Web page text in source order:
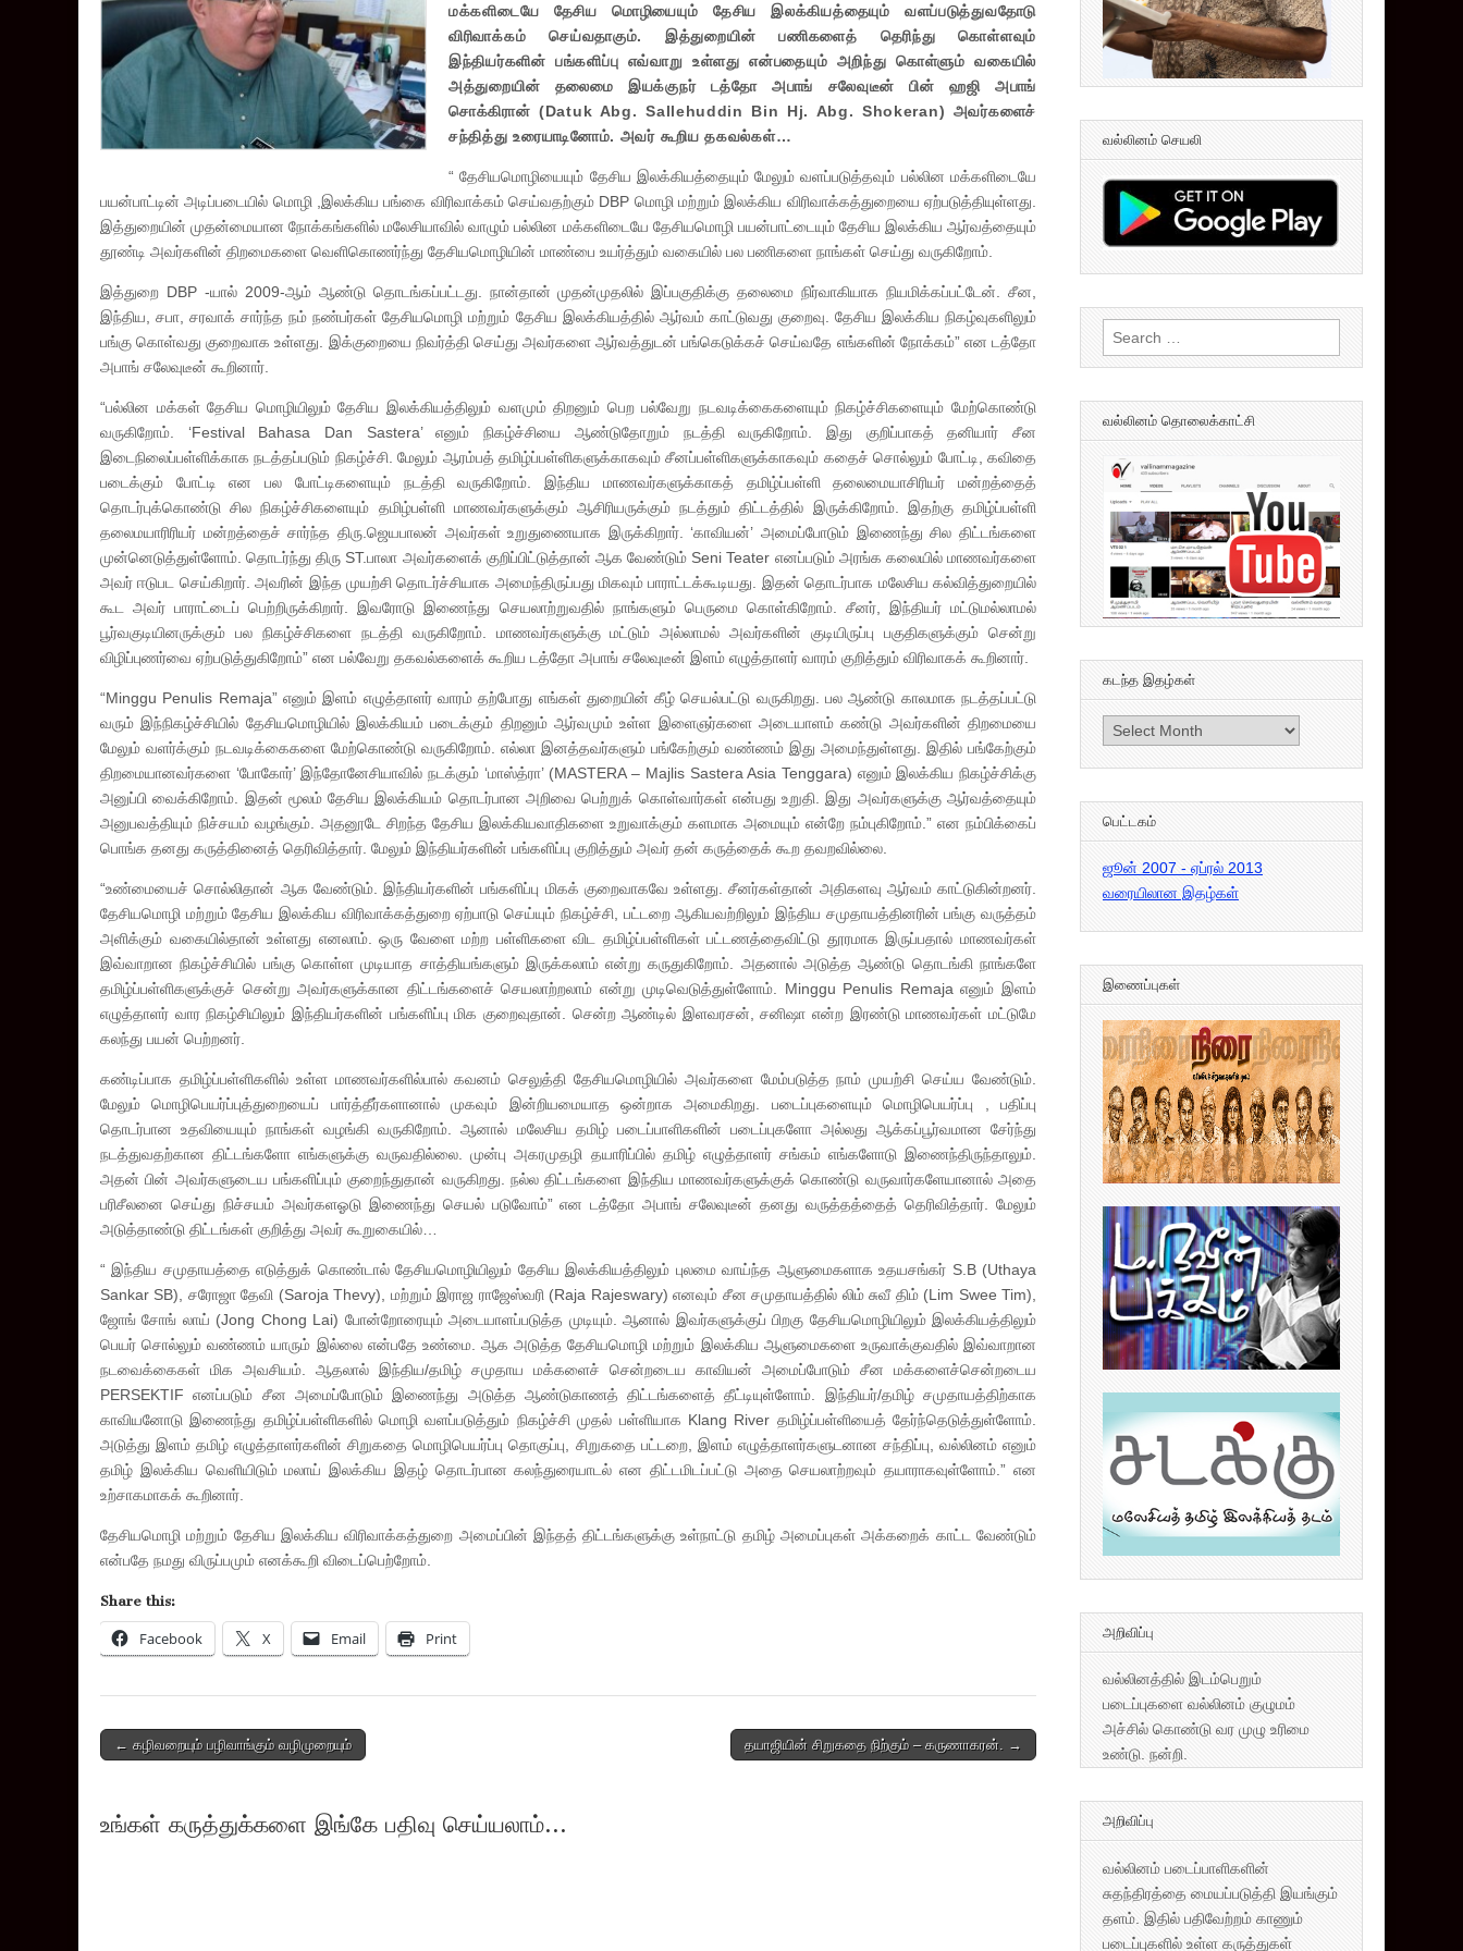
மக்களிடையே தேசிய மொழியையும் தேசிய இலக்கியத்தையும் வளப்படுத்துவதோடு
விரிவாக்கம் செய்வதாகும். இத்துறையின் பணிகளைத் தெரிந்து கொள்ளவும்
இந்தியர்களின் பங்களிப்பு எவ்வாறு உள்ளது என்பதையும் அறிந்து கொள்ளும் வகையில்
அத்துறையின் தலைமை இயக்குநர் டத்தோ அபாங் சலேவுடீன் பின் ஹஜி அபாங்
சொக்கிரான் (Datuk Abg. Sallehuddin Bin Hj. Abg. Shokeran) அவர்களைச்
சந்தித்து உரையாடினோம். அவர் கூறிய தகவல்கள்…
“ தேசியமொழியையும் தேசிய இலக்கியத்தையும் மேலும் வளப்படுத்தவும் பல்லின மக்களிடையே
பயன்பாட்டின் அடிப்படையில் மொழி ,இலக்கிய பங்கை விரிவாக்கம் செய்வதற்கும் DBP மொழி மற்றும் இலக்கிய விரிவாக்கத்துறையை ஏற்படுத்தியுள்ளது.
இத்துறையின் முதன்மையான நோக்கங்களில் மலேசியாவில் வாழும் பல்லின மக்களிடையே தேசியமொழி பயன்பாட்டையும் தேசிய இலக்கிய ஆர்வத்தையும்
தூண்டி அவர்களின் திறமைகளை வெளிகொணர்ந்து தேசியமொழியின் மாண்பை உயர்த்தும் வகையில் பல பணிகளை நாங்கள் செய்து வருகிறோம்.
இத்துறை DBP -யால் 2009-ஆம் ஆண்டு தொடங்கப்பட்டது. நான்தான் முதன்முதலில் இப்பகுதிக்கு தலைமை நிர்வாகியாக நியமிக்கப்பட்டேன். சீன,
இந்திய, சபா, சரவாக் சார்ந்த நம் நண்பர்கள் தேசியமொழி மற்றும் தேசிய இலக்கியத்தில் ஆர்வம் காட்டுவது குறைவு. தேசிய இலக்கிய நிகழ்வுகளிலும்
பங்கு கொள்வது குறைவாக உள்ளது. இக்குறையை நிவர்த்தி செய்து அவர்களை ஆர்வத்துடன் பங்கெடுக்கச் செய்வதே எங்களின் நோக்கம்” என டத்தோ
அபாங் சலேவுடீன் கூறினார்.
“பல்லின மக்கள் தேசிய மொழியிலும் தேசிய இலக்கியத்திலும் வளமும் திறனும் பெற பல்வேறு நடவடிக்கைகளையும் நிகழ்ச்சிகளையும் மேற்கொண்டு
வருகிறோம். ‘Festival Bahasa Dan Sastera’ எனும் நிகழ்ச்சியை ஆண்டுதோறும் நடத்தி வருகிறோம். இது குறிப்பாகத் தனியார் சீன
இடைநிலைப்பள்ளிக்காக நடத்தப்படும் நிகழ்ச்சி. மேலும் ஆரம்பத் தமிழ்ப்பள்ளிகளுக்காகவும் சீனப்பள்ளிகளுக்காகவும் கதைச் சொல்லும் போட்டி, கவிதை
படைக்கும் போட்டி என பல போட்டிகளையும் நடத்தி வருகிறோம். இந்திய மாணவர்களுக்காகத் தமிழ்ப்பள்ளி தலைமையாசிரியர் மன்றத்தைத்
தொடர்புக்கொண்டு சில நிகழ்ச்சிகளையும் தமிழ்பள்ளி மாணவர்களுக்கும் ஆசிரியருக்கும் நடத்தும் திட்டத்தில் இருக்கிறோம். இதற்கு தமிழ்ப்பள்ளி
தலைமயாரிரியர் மன்றத்தைச் சார்ந்த திரு.ஜெயபாலன் அவர்கள் உறுதுணையாக இருக்கிறார். ‘காவியன்’ அமைப்போடும் இணைந்து சில திட்டங்களை
முன்னெடுத்துள்ளோம். தொடர்ந்து திரு ST.பாலா அவர்களைக் குறிப்பிட்டுத்தான் ஆக வேண்டும் Seni Teater எனப்படும் அரங்க கலையில் மாணவர்களை
அவர் ஈடுபட செய்கிறார். அவரின் இந்த முயற்சி தொடர்ச்சியாக அமைந்திருப்பது மிகவும் பாராட்டக்கூடியது. இதன் தொடர்பாக மலேசிய கல்வித்துறையில்
கூட அவர் பாராட்டைப் பெற்றிருக்கிறார். இவரோடு இணைந்து செயலாற்றுவதில் நாங்களும் பெருமை கொள்கிறோம். சீனர், இந்தியர் மட்டுமல்லாமல்
பூர்வகுடியினருக்கும் பல நிகழ்ச்சிகளை நடத்தி வருகிறோம். மாணவர்களுக்கு மட்டும் அல்லாமல் அவர்களின் குடியிருப்பு பகுதிகளுக்கும் சென்று
விழிப்புணர்வை ஏற்படுத்துகிறோம்” என பல்வேறு தகவல்களைக் கூறிய டத்தோ அபாங் சலேவுடீன் இளம் எழுத்தாளர் வாரம் குறித்தும் விரிவாகக் கூறினார்.
“Minggu Penulis Remaja” எனும் இளம் எழுத்தாளர் வாரம் தற்போது எங்கள் துறையின் கீழ் செயல்பட்டு வருகிறது. பல ஆண்டு காலமாக நடத்தப்பட்டு
வரும் இந்நிகழ்ச்சியில் தேசியமொழியில் இலக்கியம் படைக்கும் திறனும் ஆர்வமும் உள்ள இளைஞர்களை அடையாளம் கண்டு அவர்களின் திறமையை
மேலும் வளர்க்கும் நடவடிக்கைகளை மேற்கொண்டு வருகிறோம். எல்லா இனத்தவர்களும் பங்கேற்கும் வண்ணம் இது அமைந்துள்ளது. இதில் பங்கேற்கும்
திறமையானவர்களை ‘போகோர்’ இந்தோனேசியாவில் நடக்கும் ‘மாஸ்த்ரா’ (MASTERA – Majlis Sastera Asia Tenggara) எனும் இலக்கிய நிகழ்ச்சிக்கு
அனுப்பி வைக்கிறோம். இதன் மூலம் தேசிய இலக்கியம் தொடர்பான அறிவை பெற்றுக் கொள்வார்கள் என்பது உறுதி. இது அவர்களுக்கு ஆர்வத்தையும்
அனுபவத்தியும் நிச்சயம் வழங்கும். அதனூடே சிறந்த தேசிய இலக்கியவாதிகளை உறுவாக்கும் களமாக அமையும் என்றே நம்புகிறோம்.” என நம்பிக்கைப்
பொங்க தனது கருத்தினைத் தெரிவித்தார். மேலும் இந்தியர்களின் பங்களிப்பு குறித்தும் அவர் தன் கருத்தைக் கூற தவறவில்லை.
“உண்மையைச் சொல்லிதான் ஆக வேண்டும். இந்தியர்களின் பங்களிப்பு மிகக் குறைவாகவே உள்ளது. சீனர்கள்தான் அதிகளவு ஆர்வம் காட்டுகின்றனர்.
தேசியமொழி மற்றும் தேசிய இலக்கிய விரிவாக்கத்துறை ஏற்பாடு செய்யும் நிகழ்ச்சி, பட்டறை ஆகியவற்றிலும் இந்திய சமுதாயத்தினரின் பங்கு வருத்தம்
அளிக்கும் வகையில்தான் உள்ளது எனலாம். ஒரு வேளை மற்ற பள்ளிகளை விட தமிழ்ப்பள்ளிகள் பட்டணத்தைவிட்டு தூரமாக இருப்பதால் மாணவர்கள்
இவ்வாறான நிகழ்ச்சியில் பங்கு கொள்ள முடியாத சாத்தியங்களும் இருக்கலாம் என்று கருதுகிறோம். அதனால் அடுத்த ஆண்டு தொடங்கி நாங்களே
தமிழ்ப்பள்ளிகளுக்குச் சென்று அவர்களுக்கான திட்டங்களைச் செயலாற்றலாம் என்று முடிவெடுத்துள்ளோம். Minggu Penulis Remaja எனும் இளம்
எழுத்தாளர் வார நிகழ்சியிலும் இந்தியர்களின் பங்களிப்பு மிக குறைவுதான். சென்ற ஆண்டில் இளவரசன், சனிஷா என்ற இரண்டு மாணவர்கள் மட்டுமே
கலந்து பயன் பெற்றனர்.
கண்டிப்பாக தமிழ்ப்பள்ளிகளில் உள்ள மாணவர்களில்பால் கவனம் செலுத்தி தேசியமொழியில் அவர்களை மேம்படுத்த நாம் முயற்சி செய்ய வேண்டும்.
மேலும் மொழிபெயர்ப்புத்துறையைப் பார்த்தீர்களானால் முகவும் இன்றியமையாத ஒன்றாக அமைகிறது. படைப்புகளையும் மொழிபெயர்ப்பு , பதிப்பு
தொடர்பான உதவியையும் நாங்கள் வழங்கி வருகிறோம். ஆனால் மலேசிய தமிழ் படைப்பாளிகளின் படைப்புகளோ அல்லது ஆக்கப்பூர்வமான சேர்ந்து
நடத்துவதற்கான திட்டங்களோ எங்களுக்கு வருவதில்லை. முன்பு அகரமுதழி தயாரிப்பில் தமிழ் எழுத்தாளர் சங்கம் எங்களோடு இணைந்திருந்தாலும்.
அதன் பின் அவர்களுடைய பங்களிப்பும் குறைந்துதான் வருகிறது. நல்ல திட்டங்களை இந்திய மாணவர்களுக்குக் கொண்டு வருவார்களேயானால் அதை
பரிசீலனை செய்து நிச்சயம் அவர்களஓடு இணைந்து செயல் படுவோம்” என டத்தோ அபாங் சலேவுடீன் தனது வருத்தத்தைத் தெரிவித்தார். மேலும்
அடுத்தாண்டு திட்டங்கள் குறித்து அவர் கூறுகையில்…
“ இந்திய சமுதாயத்தை எடுத்துக் கொண்டால் தேசியமொழியிலும் தேசிய இலக்கியத்திலும் புலமை வாய்ந்த ஆளுமைகளாக உதயசங்கர் S.B (Uthaya
Sankar SB), சரோஜா தேவி (Saroja Thevy), மற்றும் இராஜ ராஜேஸ்வரி (Raja Rajeswary) எனவும் சீன சமுதாயத்தில் லிம் சுவீ திம் (Lim Swee Tim),
ஜோங் சோங் லாய் (Jong Chong Lai) போன்றோரையும் அடையாளப்படுத்த முடியும். ஆனால் இவர்களுக்குப் பிறகு தேசியமொழியிலும் இலக்கியத்திலும்
பெயர் சொல்லும் வண்ணம் யாரும் இல்லை என்பதே உண்மை. ஆக அடுத்த தேசியமொழி மற்றும் இலக்கிய ஆளுமைகளை உருவாக்குவதில் இவ்வாறான
நடவைக்கைகள் மிக அவசியம். ஆதலால் இந்திய/தமிழ் சமுதாய மக்களைச் சென்றடைய காவியன் அமைப்போடும் சீன மக்களைச்சென்றடைய
PERSEKTIF எனப்படும் சீன அமைப்போடும் இணைந்து அடுத்த ஆண்டுகாணத் திட்டங்களைத் தீட்டியுள்ளோம். இந்தியர்/தமிழ் சமுதாயத்திற்காக
காவியனோடு இணைந்து தமிழ்ப்பள்ளிகளில் மொழி வளப்படுத்தும் நிகழ்ச்சி முதல் பள்ளியாக Klang River தமிழ்ப்பள்ளியைத் தேர்ந்தெடுத்துள்ளோம்.
அடுத்து இளம் தமிழ் எழுத்தாளர்களின் சிறுகதை மொழிபெயர்ப்பு தொகுப்பு, சிறுகதை பட்டறை, இளம் எழுத்தாளர்களுடனான சந்திப்பு, வல்லினம் எனும்
தமிழ் இலக்கிய வெளியிடும் மலாய் இலக்கிய இதழ் தொடர்பான கலந்துரையாடல் என திட்டமிடப்பட்டு அதை செயலாற்றவும் தயாராகவுள்ளோம்.” என
உற்சாகமாகக் கூறினார்.
தேசியமொழி மற்றும் தேசிய இலக்கிய விரிவாக்கத்துறை அமைப்பின் இந்தத் திட்டங்களுக்கு உள்நாட்டு தமிழ் அமைப்புகள் அக்கறைக் காட்ட வேண்டும்
என்பதே நமது விருப்பமும் எனக்கூறி விடைப்பெற்றோம்.
Share this:
Facebook X Email Print
Post
← கழிவறையும் பழிவாங்கும் வழிமுறையும் தயாஜியின் சிறுகதை நிற்கும் – கருணாகரன். →
உங்கள் கருத்துக்களை இங்கே பதிவு செய்யலாம்...
வல்லினம் செயலி
Search
for:
வல்லினம் தொலைக்காட்சி
கடந்த இதழ்கள்
கடந்த
இதழ்கள்
பெட்டகம்
ஜூன் 2007 - ஏப்ரல் 2013
வரையிலான இதழ்கள்
இணைப்புகள்
அறிவிப்பு
வல்லினத்தில் இடம்பெறும்
படைப்புகளை வல்லினம் குழுமம்
அச்சில் கொண்டு வர முழு உரிமை
உண்டு. நன்றி.
அறிவிப்பு
வல்லினம் படைப்பாளிகளின்
சுதந்திரத்தை மையப்படுத்தி இயங்கும்
தளம். இதில் பதிவேற்றம் காணும்
படைப்புகளில் உள்ள கருத்துகள்